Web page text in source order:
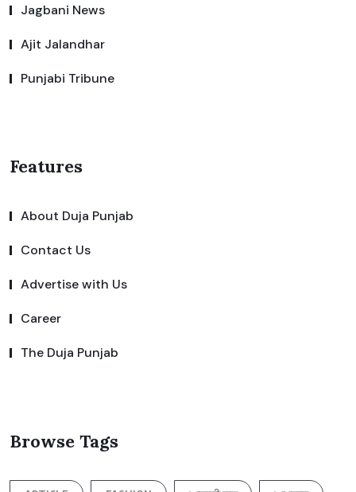
Jagbani News
Ajit Jalandhar
Punjabi Tribune
Features
About Duja Punjab
Contact Us
Advertise with Us
Career
The Duja Punjab
Browse Tags